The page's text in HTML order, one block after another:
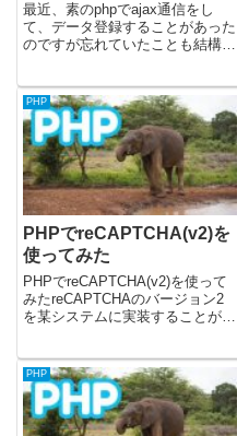
最近、素のphpでajax通信をし
て、データ登録することがあった
のですが忘れていたことも結構あ
jqueryとphpでajaxを使う時に、
必要なメソッドやサンプルなどに
ついて下記に書...
PHP
PHPでreCAPTCHA(v2)を
使ってみた
PHPでreCAPTCHA(v2)を使って
みたreCAPTCHAのバージョン2
を某システムに実装することがあ
本記事ではreCAPTCHA(v2) API
をPHPで呼び出すときのサン...
PHP